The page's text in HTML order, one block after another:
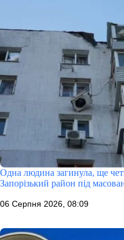
Одна людина загинула, ще
Запорізький район під
06 Серпня 2026, 08:09